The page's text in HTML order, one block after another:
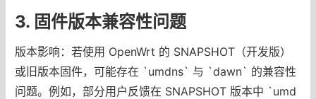
3. 固件版本兼容性问题
版本影响：若使用 OpenWrt 的 SNAPSHOT（开发版）
或旧版本固件，可能存在 `umdns` 与 `dawn` 的兼容性
问题。例如，部分用户反馈在 SNAPSHOT 版本中 `umd